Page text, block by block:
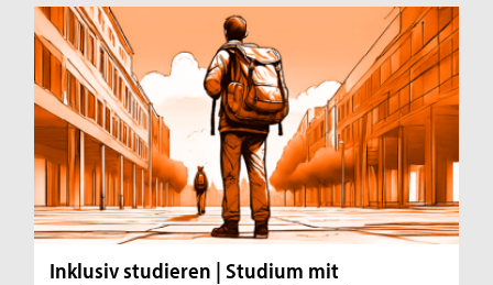
Inklusiv studieren | Studium mit